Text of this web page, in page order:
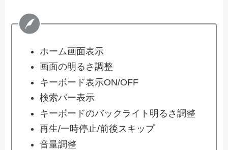
ホーム画面表示
画面の明るさ調整
キーボード表示ON/OFF
検索バー表示
キーボードのバックライト明るさ調整
再生/一時停止/前後スキップ
音量調整